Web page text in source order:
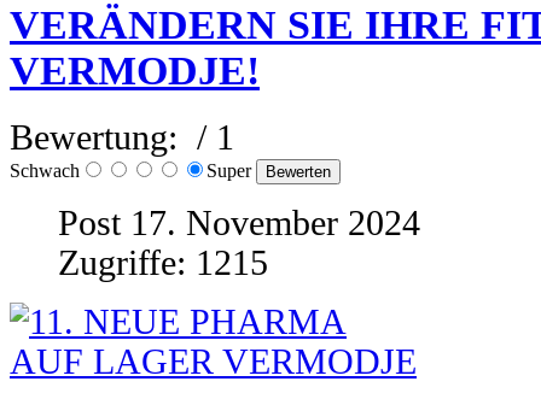
VERÄNDERN SIE IHRE
VERMODJE!
Bewertung: / 1
Schwach Super
Post 17. November 2024
Zugriffe: 1215